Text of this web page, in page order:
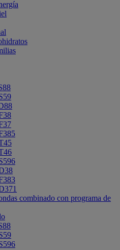
combinado con programa de